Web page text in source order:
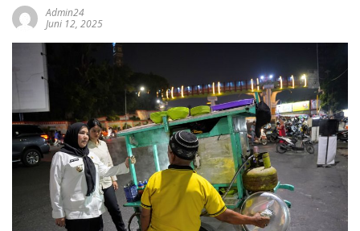
Admin24
Juni 12, 2025